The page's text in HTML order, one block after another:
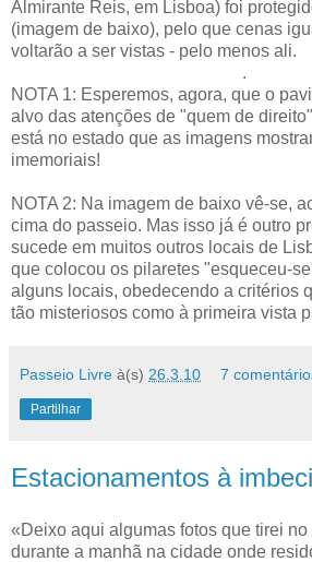
Almirante Reis, em Lisboa) foi
(imagem de baixo), pelo que cenas
voltarão a ser vistas - pelo menos ali.
.
NOTA 1: Esperemos, agora, que o
alvo das atenções de "quem de
está no estado que as imagens
imemoriais!
NOTA 2: Na imagem de baixo vê-se,
cima do passeio. Mas isso já é outro
sucede em muitos outros locais de
que colocou os pilaretes "esqueceu-
alguns locais, obedecendo a critérios
tão misteriosos como à primeira vista
Passeio Livre à(s) 26.3.10 7
Partilhar
Estacionamentos à
«Deixo aqui algumas fotos que tirei
durante a manhã na cidade onde